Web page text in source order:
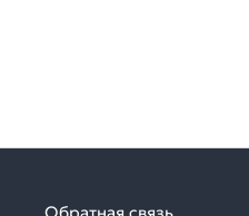
Обратная связь